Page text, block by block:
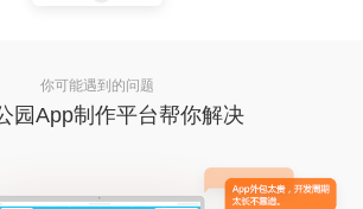
你可能遇到的问题
园App制作平台帮你解决